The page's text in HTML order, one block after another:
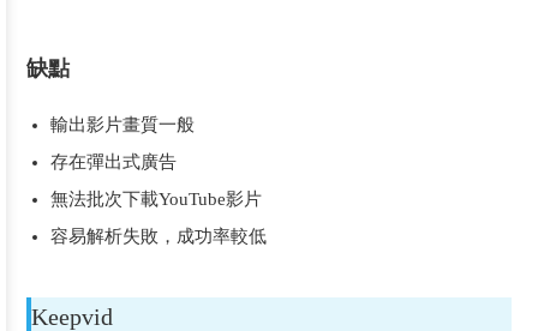
缺點
輸出影片畫質一般
存在彈出式廣告
無法批次下載YouTube影片
容易解析失敗，成功率較低
Keepvid